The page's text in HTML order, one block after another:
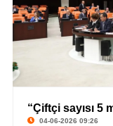
“Çiftçi sayısı 5
04-06-2026 09:26